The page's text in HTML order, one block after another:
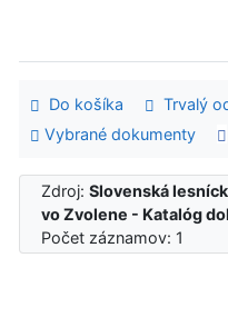
Do košíka Trvalý
Vybrané dokumenty
Zdroj:Slovenská
vo Zvolene - Katalóg
Počet záznamov: 1